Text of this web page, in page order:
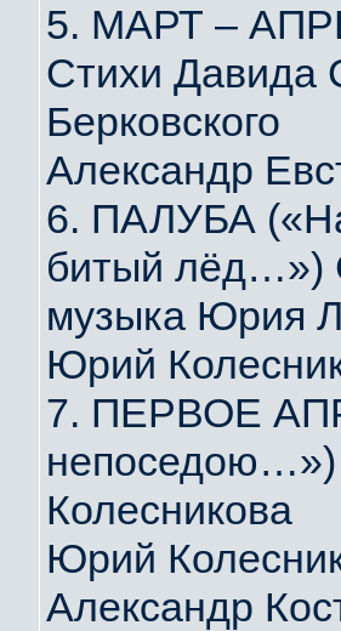
5. МАРТ –
Стихи Давида
Берковского
Александр
6. ПАЛУБА
битый лёд…»)
музыка Юрия
Юрий
7. ПЕРВОЕ
Колесникова
Юрий
Александр